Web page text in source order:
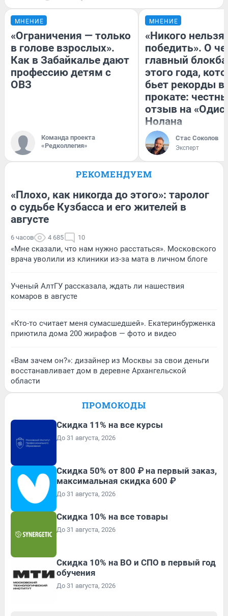
МНЕНИЕ
«Ограничения — только
в голове взрослых».
Как в Забайкалье дают
профессию детям с
ОВЗ
Команда проекта
«Редколлегия»
МНЕНИЕ
«Никого нельзя
победить». О
главный
этого года,
бьет рекорды в
прокате:
отзыв на
Нолана
Стас Соколов
Эксперт
РЕКОМЕНДУЕМ
«Плохо, как никогда до этого»: таролог
о судьбе Кузбасса и его жителей в
августе
6 часов 4 685 10
«Мне сказали, что нам нужно расстаться». Московского
врача уволили из клиники из-за мата в личном блоге
Ученый АлтГУ рассказала, ждать ли нашествия
комаров в августе
«Кто-то считает меня сумасшедшей». Екатеринбурженка
приютила дома 200 жирафов — фото и видео
«Вам зачем он?»: дизайнер из Москвы за свои деньги
восстанавливает дом в деревне Архангельской
области
ПРОМОКОДЫ
Скидка 11% на все курсы
До 31 августа, 2026
Скидка 50% от 800 ₽ на первый заказ,
максимальная скидка 600 ₽
До 31 августа, 2026
Скидка 10% на все товары
До 31 августа, 2026
Скидка 10% на ВО и СПО в первый год
обучения
До 31 августа, 2026